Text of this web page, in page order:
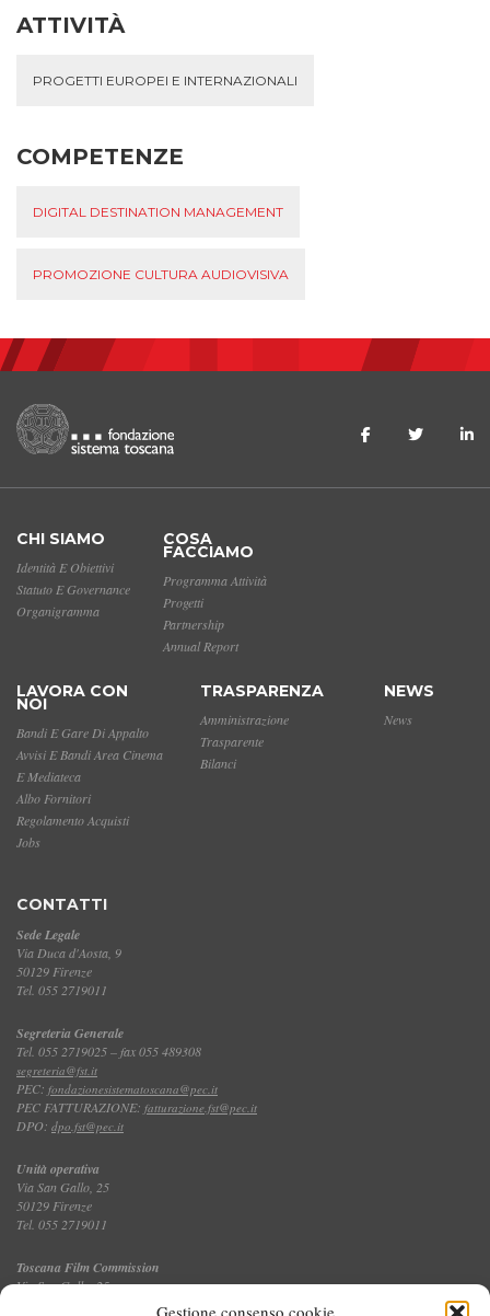
Gestione consenso cookie
ATTIVITÀ
PROGETTI EUROPEI E INTERNAZIONALI
COMPETENZE
DIGITAL DESTINATION MANAGEMENT
PROMOZIONE CULTURA AUDIOVISIVA
CHI SIAMO
Identità E Obiettivi
Statuto E Governance
Organigramma
COSA
FACCIAMO
Programma Attività
Progetti
Partnership
Annual Report
LAVORA CON
NOI
Bandi E Gare Di Appalto
Avvisi E Bandi Area Cinema
E Mediateca
Albo Fornitori
Regolamento Acquisti
Jobs
TRASPARENZA
Amministrazione
Trasparente
Bilanci
NEWS
News
CONTATTI
Sede Legale
Via Duca d'Aosta, 9
50129 Firenze
Tel. 055 2719011
Segreteria Generale
Tel. 055 2719025 – fax 055 489308
segreteria@fst.it
PEC: fondazionesistematoscana@pec.it
PEC FATTURAZIONE: fatturazione.fst@pec.it
DPO: dpo.fst@pec.it
Unità operativa
Via San Gallo, 25
50129 Firenze
Tel. 055 2719011
Toscana Film Commission
Via San Gallo, 25
Tel. 055 2719035 – fax 055 2719027